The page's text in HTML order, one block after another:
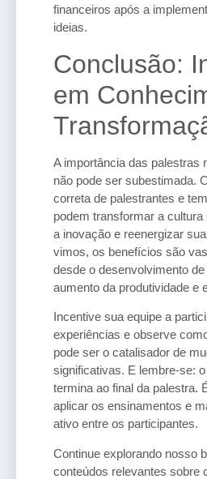
financeiros após a
ideias.
Conclusão:
em
A importância das palestras
não pode ser subestimada.
correta de palestrantes e
podem transformar a
a inovação e reenergizar
vimos, os benefícios são
desde o desenvolvimento
aumento da produtividade e
Incentive sua equipe a
experiências e observe
pode ser o catalisador de
significativas. E lembre-se:
termina ao final da palestra.
aplicar os ensinamentos e
ativo entre os participantes.
Continue explorando nosso
conteúdos relevantes sobre